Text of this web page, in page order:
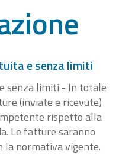
e senza limiti
senza limiti - In totale
(inviate e ricevute)
rispetto alla
Le fatture saranno
la normativa vigente.